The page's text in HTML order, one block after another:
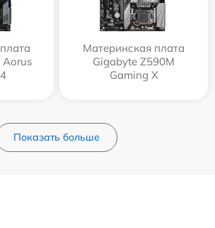
Aorus
Материнская плата
Gigabyte Z590M
Gaming X
Показать больше